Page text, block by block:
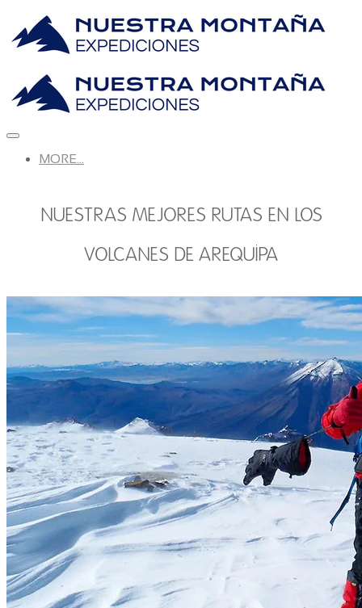
MORE...
NUESTRAS MEJORES RUTAS EN LOS
VOLCANES DE AREQUIPA